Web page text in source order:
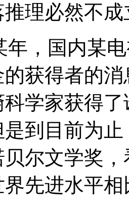
理必然不成
国内某电
获得者的
学家获得
到目前为
尔文学奖
先进水平